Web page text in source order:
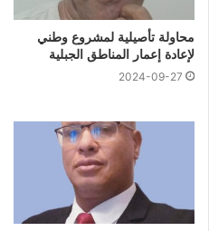
محاولة تأصيلية لمشروع وطني
لإعادة إعمار المناطق الجبلية
2024-09-27